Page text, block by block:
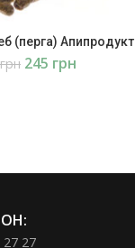
(перга) Апипродукт
грн 245 грн
27 27